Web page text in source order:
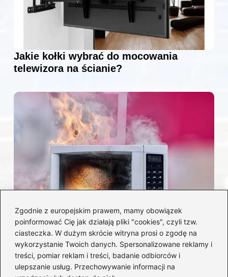
Zgodnie z europejskim prawem, mamy obowiązek
poinformować Cię jak działają pliki "cookies", czyli tzw.
ciasteczka. W dużym skrócie witryna prosi o zgodę na
wykorzystanie Twoich danych. Spersonalizowane reklamy i
treści, pomiar reklam i treści, badanie odbiorców i
ulepszanie usług. Przechowywanie informacji na
Jakie kołki wybrać do mocowania
telewizora na ścianie?
Czy można włożyć styropian do
mikrofalówki? Przewodnik po
bezpiecznym użytkowaniu sprzętu
kuchennego